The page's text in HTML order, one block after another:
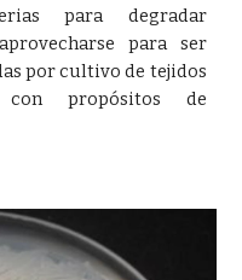
para degradar
para ser
por cultivo de tejidos
propósitos de